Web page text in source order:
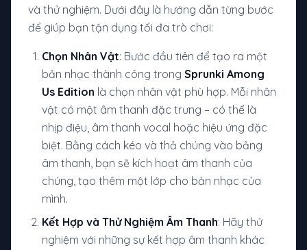
và thử nghiệm. Dưới đây là hướng dẫn từng bước
để giúp bạn tận dụng tối đa trò chơi:
Chọn Nhân Vật: Bước đầu tiên để tạo ra một
bản nhạc thành công trong Sprunki Among
Us Edition là chọn nhân vật phù hợp. Mỗi nhân
vật có một âm thanh đặc trưng – có thể là
nhịp điệu, âm thanh vocal hoặc hiệu ứng đặc
biệt. Bằng cách kéo và thả chúng vào bảng
âm thanh, bạn sẽ kích hoạt âm thanh của
chúng, tạo thêm một lớp cho bản nhạc của
mình.
Kết Hợp và Thử Nghiệm Âm Thanh: Hãy thử
nghiệm với những sự kết hợp âm thanh khác